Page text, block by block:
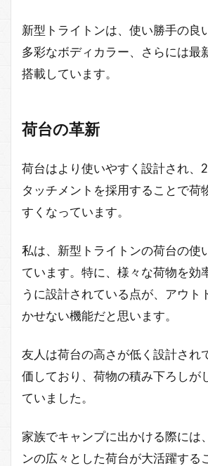
新型トライトンは、使い勝手の良
多彩なボディカラー、さらには最
搭載しています。
荷台の革新
荷台はより使いやすく設計され、
タッチメントを採用することで荷
すくなっています。
私は、新型トライトンの荷台の使
ています。特に、様々な荷物を効
うに設計されている点が、アウト
かせない機能だと思います。
友人は荷台の高さが低く設計され
価しており、荷物の積み下ろしが
ていました。
家族でキャンプに出かける際には
ンの広々とした荷台が大活躍する